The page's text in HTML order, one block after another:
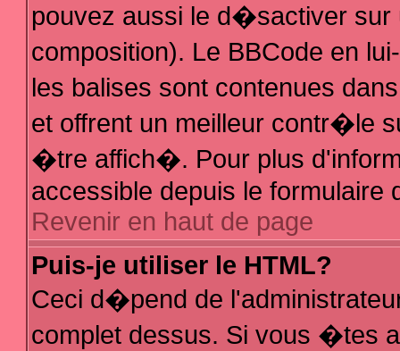
pouvez aussi le d�sactiver sur
composition). Le BBCode en
les balises sont contenues
et offrent un meilleur contr�le
�tre affich�. Pour plus
accessible depuis le formulaire
Revenir en haut de page
Puis-je utiliser le HTML?
Ceci d�pend de
complet dessus. Si vous �tes